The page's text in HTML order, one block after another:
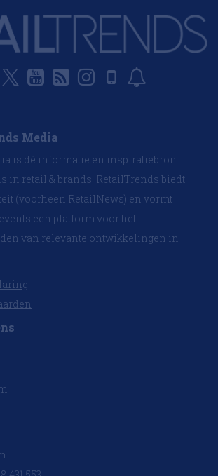
Media
is dé informatie en inspiratiebron
in retail & brands. RetailTrends biedt
(voorheen RetailNews) en vormt
een platform voor het
van relevante ontwikkelingen in